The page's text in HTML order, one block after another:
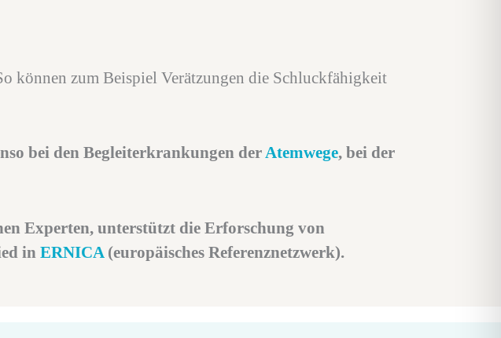
können zum Beispiel Verätzungen die Schluckfähigkeit
bei den Begleiterkrankungen derAtemwege, bei der
Experten, unterstützt die Erforschung von
in ERNICA (europäisches Referenznetzwerk).